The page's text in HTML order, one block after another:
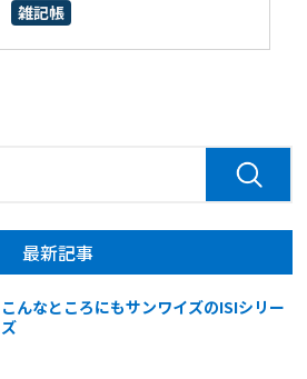
雑記帳
最新記事
こんなところにもサンワイズのISIシリー
ズ